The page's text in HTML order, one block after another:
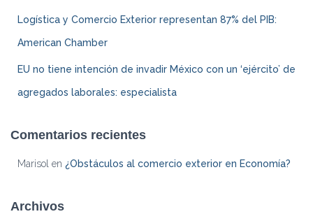
Logística y Comercio Exterior representan 87% del PIB:
American Chamber
EU no tiene intención de invadir México con un ‘ejército’ de
agregados laborales: especialista
Comentarios recientes
Marisol en ¿Obstáculos al comercio exterior en Economía?
Archivos